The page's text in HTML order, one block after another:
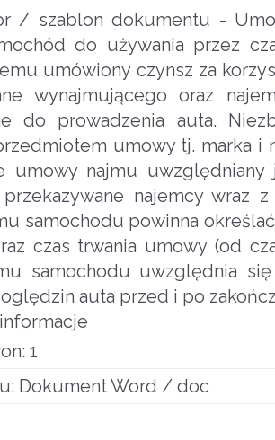
/ szablon dokumentu -
do używania przez
umówiony czynsz za
wynajmującego oraz
do prowadzenia auta.
umowy tj. marka i
umowy najmu
najemcy wraz
samochodu powinna
czas trwania umowy (od
samochodu uwzględnia
oględzin auta przed i po
1
Dokument Word / doc